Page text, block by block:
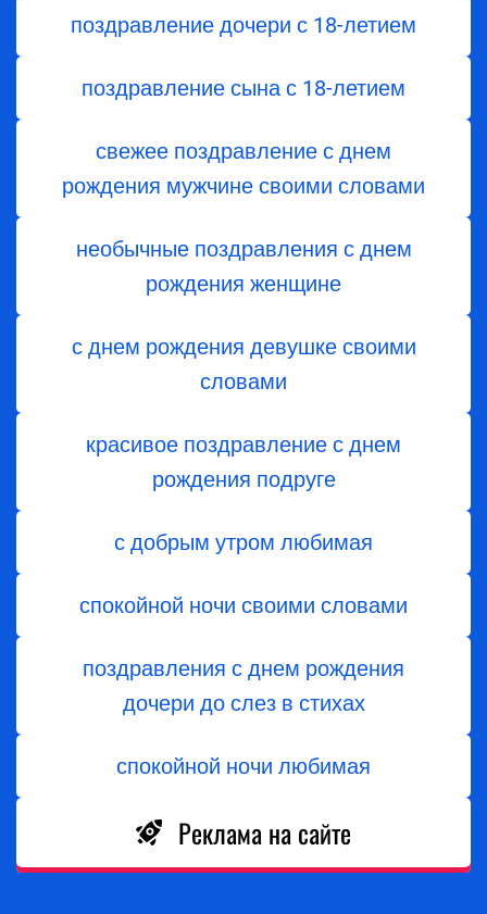
поздравление дочери с 18-летием
поздравление сына с 18-летием
свежее поздравление с днем
рождения мужчине своими словами
необычные поздравления с днем
рождения женщине
с днем рождения девушке своими
словами
красивое поздравление с днем
рождения подруге
с добрым утром любимая
спокойной ночи своими словами
поздравления с днем ​​рождения
дочери до слез в стихах
спокойной ночи любимая
Реклама на сайте